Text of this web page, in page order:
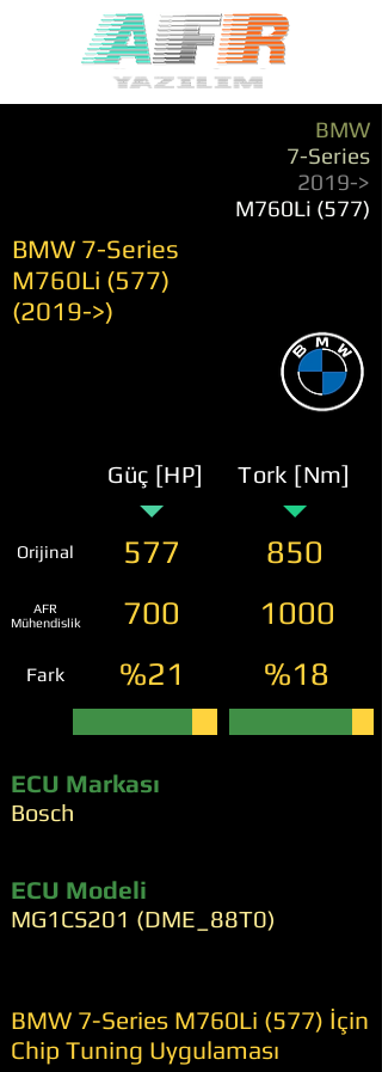
BMW
7-Series
2019->
M760Li (577)
BMW 7-Series
M760Li (577)
(2019->)
Güç [HP] Tork [Nm]
Orijinal 577 850
AFR
Mühendislik
700 1000
Fark %21 %18
ECU Markası
Bosch
ECU Modeli
MG1CS201 (DME_88T0)
BMW 7-Series M760Li (577) İçin
Chip Tuning Uygulaması